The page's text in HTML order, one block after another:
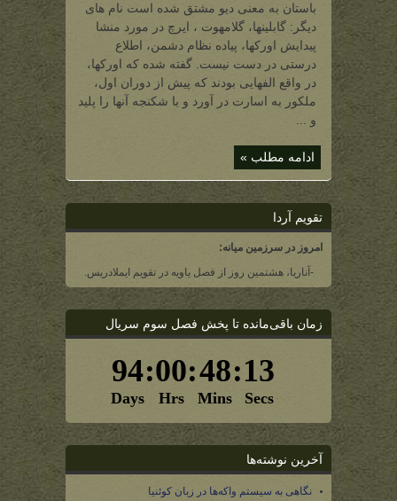
باستان به معنی دیو مشتق شده است نام های
دیگر: گابلینها، گلامهوت ، ایرچ در مورد منشا
پیدایش اورکها، پیاده نظام دشمن، اطلاع
درستی در دست نیست. گفته شده که اورکها،
در واقع الفهایی بودند که پیش از دوران اول،
ملکور به اسارت در آورد و با شکنجه آنها را پلید
و ...
ادامه مطلب »
تقویم آردا
امروز در سرزمین میانه:
-آناریا، هشتمین روز از فصل یاویه در تقویم ایملادریس.
زمان باقی‌مانده تا پخش فصل سوم سریال
آخرین نوشته‌ها
نگاهی به سیستم واکه‌ها در زبان کوئنیا